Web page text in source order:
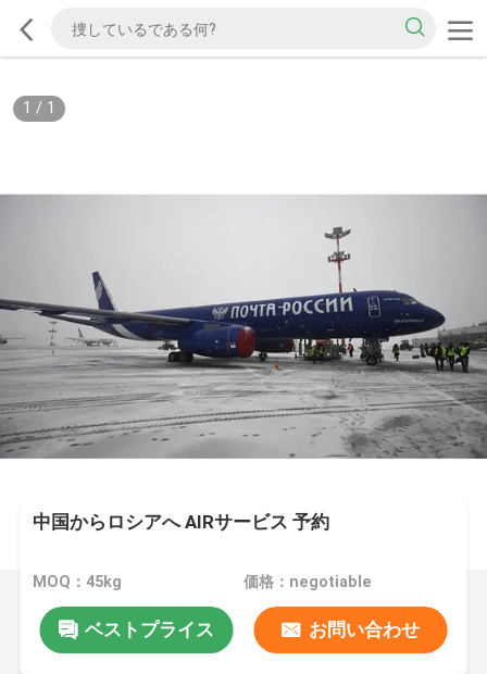
1 / 1
中国からロシアへ AIRサービス 予約
MOQ：45kg 価格：negotiable
ベストプライス お問い合わせ